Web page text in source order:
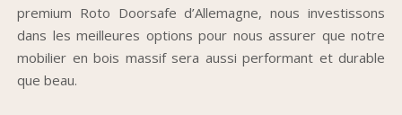
premium Roto Doorsafe d’Allemagne, nous investissons
dans les meilleures options pour nous assurer que notre
mobilier en bois massif sera aussi performant et durable
que beau.